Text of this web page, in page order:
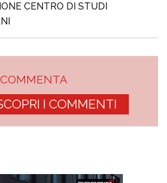
CENTRO DI STUDI
COMMENTA
I COMMENTI